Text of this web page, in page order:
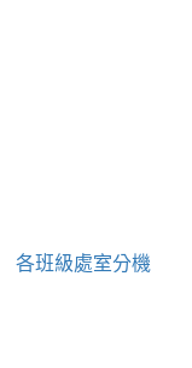
各班級處室分機